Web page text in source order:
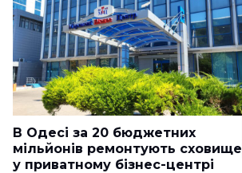
В Одесі за 20 бюджетних
мільйонів ремонтують сховище
у приватному бізнес-центрі